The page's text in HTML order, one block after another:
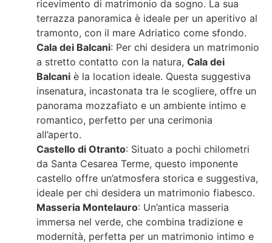
ricevimento di matrimonio da sogno. La sua
terrazza panoramica è ideale per un aperitivo al
tramonto, con il mare Adriatico come sfondo.
Cala dei Balcani: Per chi desidera un matrimonio
a stretto contatto con la natura, Cala dei
Balcani è la location ideale. Questa suggestiva
insenatura, incastonata tra le scogliere, offre un
panorama mozzafiato e un ambiente intimo e
romantico, perfetto per una cerimonia
all’aperto.
Castello di Otranto: Situato a pochi chilometri
da Santa Cesarea Terme, questo imponente
castello offre un’atmosfera storica e suggestiva,
ideale per chi desidera un matrimonio fiabesco.
Masseria Montelauro: Un’antica masseria
immersa nel verde, che combina tradizione e
modernità, perfetta per un matrimonio intimo e